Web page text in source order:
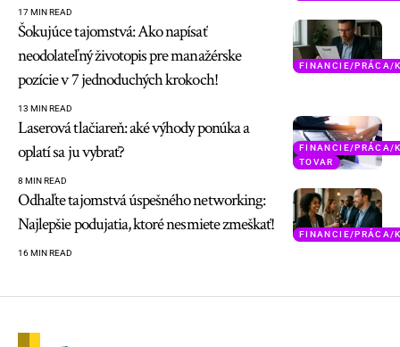
17 MIN READ
FINANCIE/PRÁCA/
Šokujúce tajomstvá: Ako napísať
neodolateľný životopis pre manažérske
pozície v 7 jednoduchých krokoch!
13 MIN READ
FINANCIE/PRÁCA/
TOVAR
Laserová tlačiareň: aké výhody ponúka a
oplatí sa ju vybrať?
8 MIN READ
FINANCIE/PRÁCA/
Odhaľte tajomstvá úspešného networking:
Najlepšie podujatia, ktoré nesmiete zmeškať!
16 MIN READ